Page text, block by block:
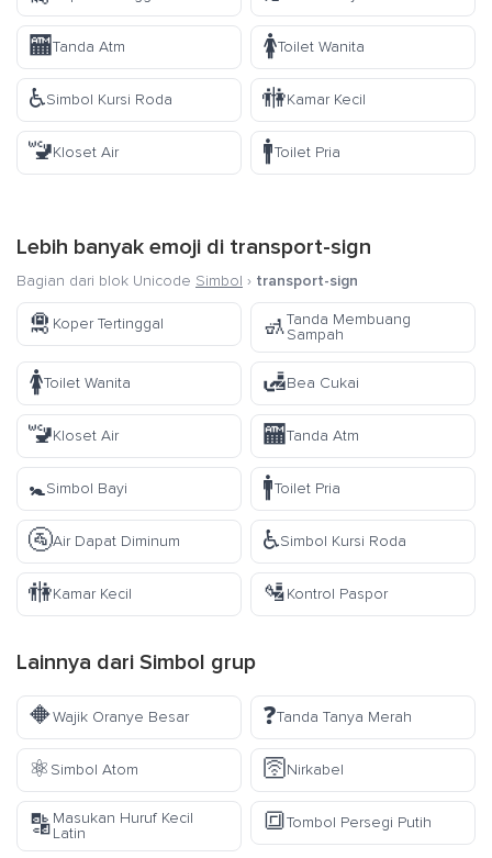
🏧Tanda Atm 🚺Toilet Wanita
♿Simbol Kursi Roda 🚻Kamar Kecil
🚾Kloset Air 🚹Toilet Pria
Lebih banyak emoji di transport-sign
Bagian dari blok Unicode Simbol › transport-sign
🛅 Koper Tertinggal 🚮Tanda Membuang
Sampah
🚺Toilet Wanita 🛃Bea Cukai
🚾Kloset Air 🏧Tanda Atm
🚼Simbol Bayi 🚹Toilet Pria
🚰Air Dapat Diminum ♿Simbol Kursi Roda
🚻Kamar Kecil 🛂Kontrol Paspor
Lainnya dari Simbol grup
🔶Wajik Oranye Besar ❓Tanda Tanya Merah
⚛️ Simbol Atom 🛜Nirkabel
🔡Masukan Huruf Kecil
Latin
🔳Tombol Persegi Putih